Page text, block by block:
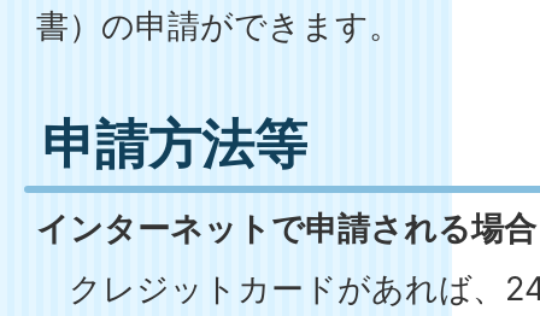
書）の申請ができます。
申請方法等
インターネットで申請される場合
クレジットカードがあれば、